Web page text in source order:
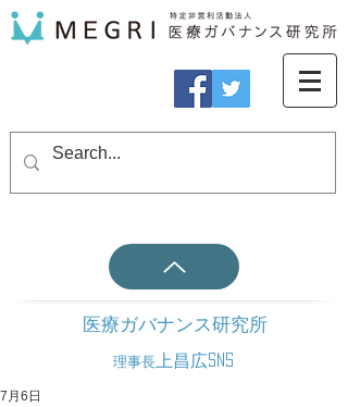
医療ガバナンス研究所
理事長 上昌広SNS
7月6日